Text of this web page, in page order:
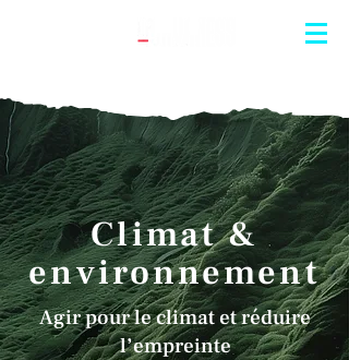
Climat &
environnement
Agir pour le climat et réduire
l’empreinte